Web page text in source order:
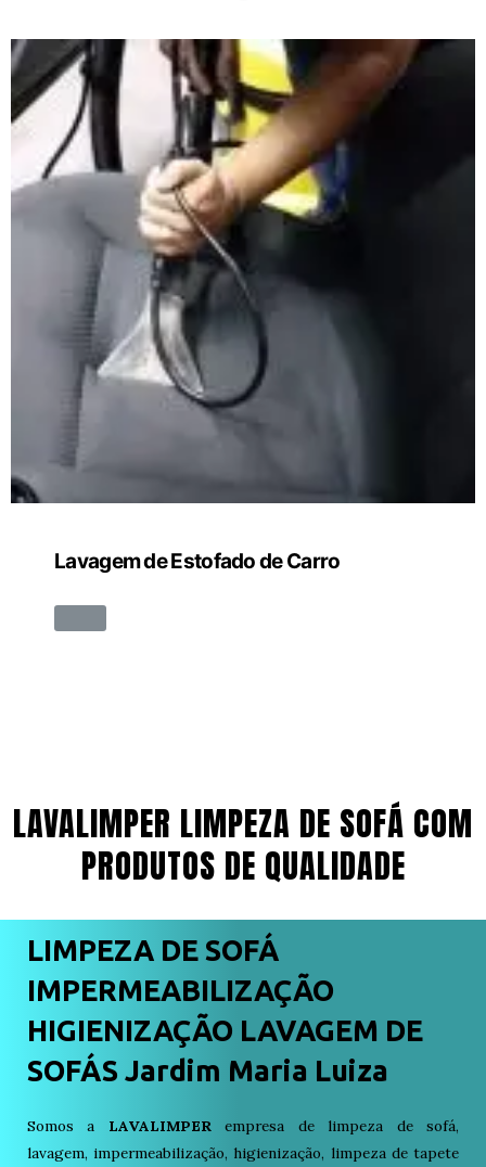
Lavagem de Estofado de Carro
LAVALIMPER LIMPEZA DE SOFÁ COM
PRODUTOS DE QUALIDADE
LIMPEZA DE SOFÁ
IMPERMEABILIZAÇÃO
HIGIENIZAÇÃO LAVAGEM DE
SOFÁS Jardim Maria Luiza
Somos a LAVALIMPERempresa de limpeza de sofá,
lavagem, impermeabilização, higienização, limpeza de tapete